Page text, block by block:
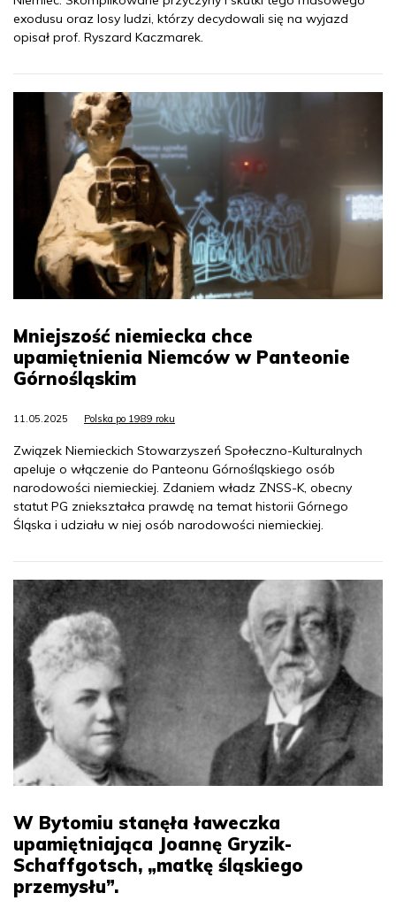
exodusu oraz losy ludzi, którzy decydowali się na wyjazd
opisał prof. Ryszard Kaczmarek.
Mniejszość niemiecka chce
upamiętnienia Niemców w Panteonie
Górnośląskim
11.05.2025 Polska po 1989 roku
Związek Niemieckich Stowarzyszeń Społeczno-Kulturalnych
apeluje o włączenie do Panteonu Górnośląskiego osób
narodowości niemieckiej. Zdaniem władz ZNSS-K, obecny
statut PG zniekształca prawdę na temat historii Górnego
Śląska i udziału w niej osób narodowości niemieckiej.
W Bytomiu stanęła ławeczka
upamiętniająca Joannę Gryzik-
Schaffgotsch, „matkę śląskiego
przemysłu”.